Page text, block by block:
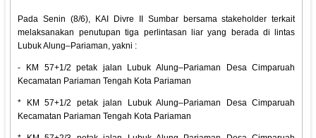
Pada Senin (8/6), KAI Divre II Sumbar bersama stakeholder terkait
melaksanakan penutupan tiga perlintasan liar yang berada di lintas
Lubuk Alung–Pariaman, yakni :
- KM 57+1/2 petak jalan Lubuk Alung–Pariaman Desa Cimparuah
Kecamatan Pariaman Tengah Kota Pariaman
* KM 57+1/2 petak jalan Lubuk Alung–Pariaman Desa Cimparuah
Kecamatan Pariaman Tengah Kota Pariaman